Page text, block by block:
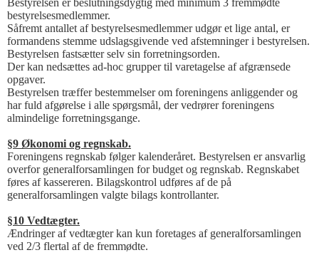
Bestyrelsen er beslutningsdygtig med minimum 3 fremmødte
bestyrelsesmedlemmer.
Såfremt antallet af bestyrelsesmedlemmer udgør et lige antal, er
formandens stemme udslagsgivende ved afstemninger i bestyrelsen.
Bestyrelsen fastsætter selv sin forretningsorden.
Der kan nedsættes ad-hoc grupper til varetagelse af afgrænsede
opgaver.
Bestyrelsen træffer bestemmelser om foreningens anliggender og
har fuld afgørelse i alle spørgsmål, der vedrører foreningens
almindelige forretningsgange.
§9 Økonomi og regnskab.
Foreningens regnskab følger kalenderåret. Bestyrelsen er ansvarlig
overfor generalforsamlingen for budget og regnskab. Regnskabet
føres af kassereren. Bilagskontrol udføres af de på
generalforsamlingen valgte bilags kontrollanter.
§10 Vedtægter.
Ændringer af vedtægter kan kun foretages af generalforsamlingen
ved 2/3 flertal af de fremmødte.